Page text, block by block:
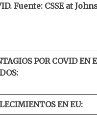
Fuente: CSSE at
POR COVID EN
EN EU: